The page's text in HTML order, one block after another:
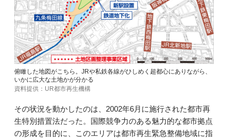
俯瞰した地図がこちら。JRや私鉄各線がひしめく超都心にありながら、
いかに広大な土地かが分かる
資料提供：UR都市再生機構
その状況を動かしたのは、2002年6月に施行された都市再
生特別措置法だった。国際競争力のある魅力的な都市拠点
の形成を目的に、このエリアは都市再生緊急整備地域に指